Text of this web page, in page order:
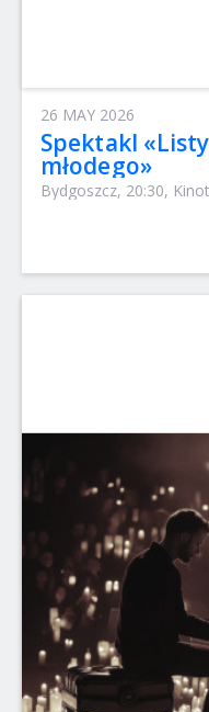
26 MAY 2026
Spektakl
młodego»
Bydgoszcz, 20:30,